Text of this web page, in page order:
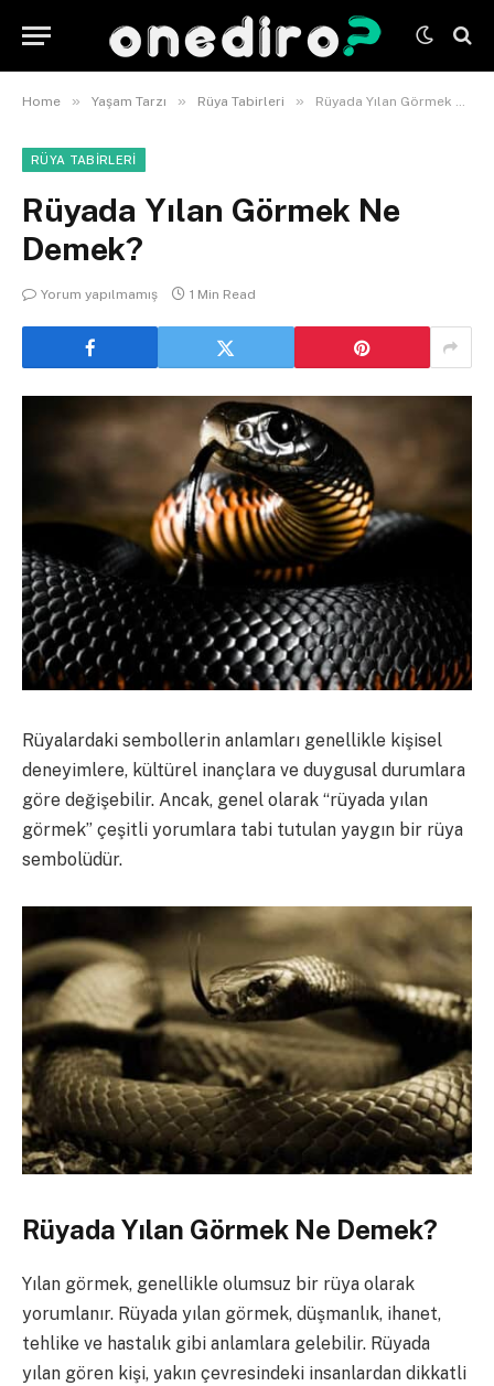
Home » Yaşam Tarzı » Rüya Tabirleri » Rüyada Yılan Görmek Ne Demek?
RÜYA TABIRLERI
Rüyada Yılan Görmek Ne
Demek?
Yorum yapılmamış 1 Min Read
Rüyalardaki sembollerin anlamları genellikle kişisel
deneyimlere, kültürel inançlara ve duygusal durumlara
göre değişebilir. Ancak, genel olarak “rüyada yılan
görmek” çeşitli yorumlara tabi tutulan yaygın bir rüya
sembolüdür.
Rüyada Yılan Görmek Ne Demek?
Yılan görmek, genellikle olumsuz bir rüya olarak
yorumlanır. Rüyada yılan görmek, düşmanlık, ihanet,
tehlike ve hastalık gibi anlamlara gelebilir. Rüyada
yılan gören kişi, yakın çevresindeki insanlardan dikkatli